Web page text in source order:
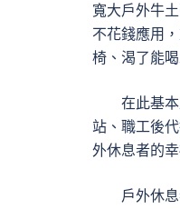
寬大戶外牛
不花錢應用
椅、渴了能
在此基
站、職工後
外休息者的
戶外休